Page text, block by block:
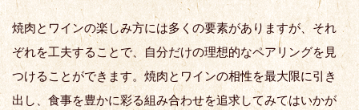
焼肉とワインの楽しみ方には多くの要素がありますが、それ
ぞれを工夫することで、自分だけの理想的なペアリングを見
つけることができます。焼肉とワインの相性を最大限に引き
出し、食事を豊かに彩る組み合わせを追求してみてはいかが